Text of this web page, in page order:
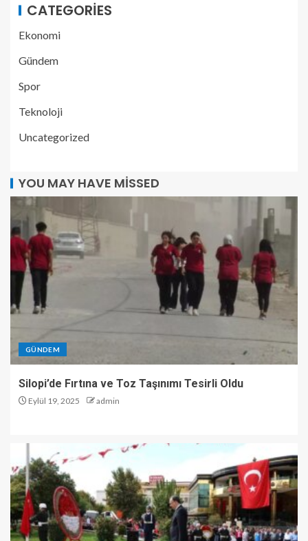
CATEGORIES
Ekonomi
Gündem
Spor
Teknoloji
Uncategorized
YOU MAY HAVE MISSED
GÜNDEM
Silopi’de Fırtına ve Toz Taşınımı Tesirli Oldu
Eylül 19, 2025 admin